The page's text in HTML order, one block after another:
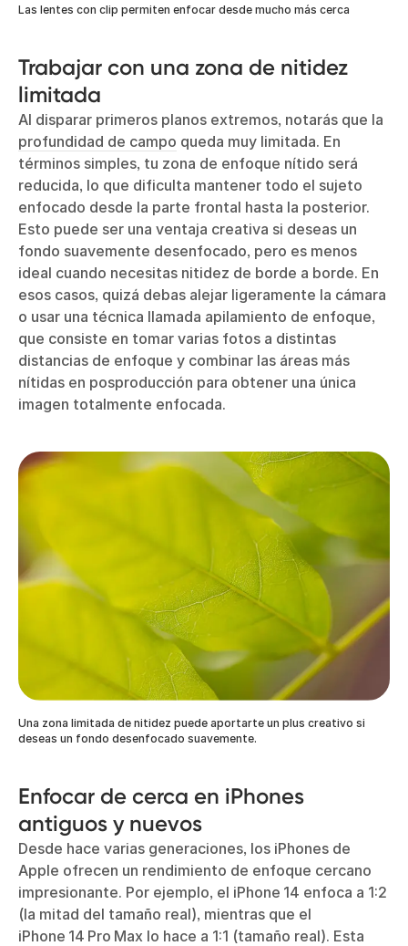
Las lentes con clip permiten enfocar desde mucho más cerca
Trabajar con una zona de nitidez
limitada
Al disparar primeros planos extremos, notarás que la
profundidad de campo queda muy limitada. En
términos simples, tu zona de enfoque nítido será
reducida, lo que dificulta mantener todo el sujeto
enfocado desde la parte frontal hasta la posterior.
Esto puede ser una ventaja creativa si deseas un
fondo suavemente desenfocado, pero es menos
ideal cuando necesitas nitidez de borde a borde. En
esos casos, quizá debas alejar ligeramente la cámara
o usar una técnica llamada apilamiento de enfoque,
que consiste en tomar varias fotos a distintas
distancias de enfoque y combinar las áreas más
nítidas en posproducción para obtener una única
imagen totalmente enfocada.
Una zona limitada de nitidez puede aportarte un plus creativo si
deseas un fondo desenfocado suavemente.
Enfocar de cerca en iPhones
antiguos y nuevos
Desde hace varias generaciones, los iPhones de
Apple ofrecen un rendimiento de enfoque cercano
impresionante. Por ejemplo, el iPhone 14 enfoca a 1:2
(la mitad del tamaño real), mientras que el
iPhone 14 Pro Max lo hace a 1:1 (tamaño real). Esta